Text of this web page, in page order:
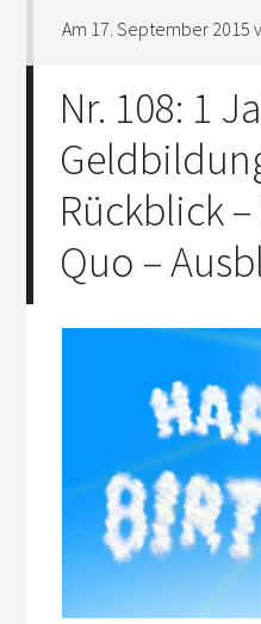
Am 17. September 2015
Nr. 108: 1
Rückblick
Quo –